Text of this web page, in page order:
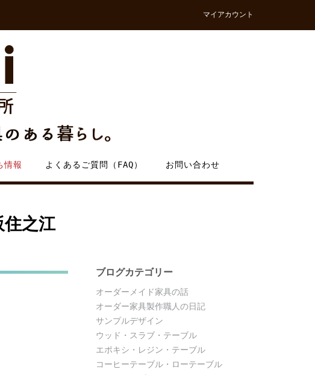
マイアカウント
情報 よくあるご質問（FAQ） お問い合わせ
住之江
ブログカテゴリー
オーダーメイド家具の話
オーダー家具製作職人の日記
サンプルデザイン
ウッド・スラブ・テーブル
エポキシ・レジン・テーブル
コーヒーテーブル・ローテーブル